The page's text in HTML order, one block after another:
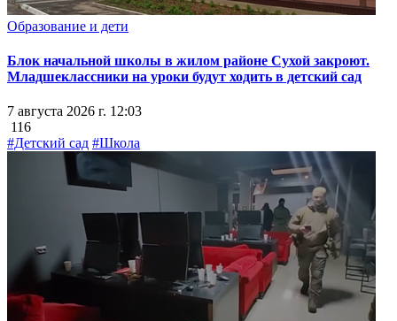
Образование и дети
Блок начальной школы в жилом районе Сухой закроют.
Младшеклассники на уроки будут ходить в детский сад
7 августа 2026 г. 12:03
116
#Детский сад #Школа